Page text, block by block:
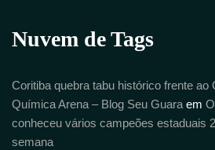
Nuvem de Tags
Coritiba quebra tabu histórico frente ao
Química Arena – Blog Seu Guara em
conheceu vários campeões estaduais
semana